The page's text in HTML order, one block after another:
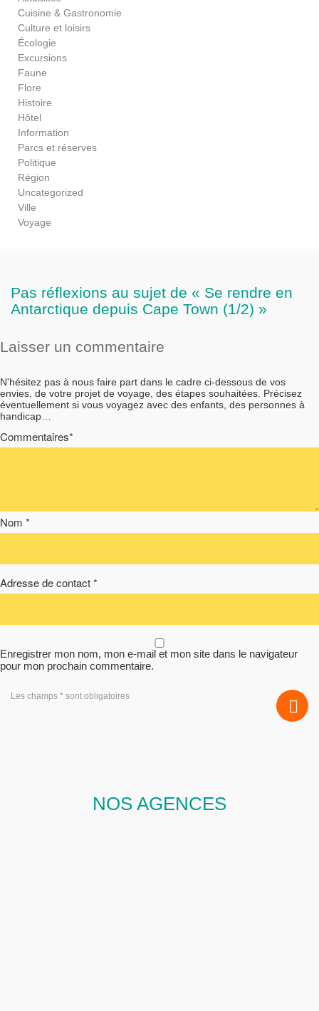
Cuisine & Gastronomie
Culture et loisirs
Écologie
Excursions
Faune
Flore
Histoire
Hôtel
Information
Parcs et réserves
Politique
Région
Uncategorized
Ville
Voyage
Pas réflexions au sujet de « Se rendre en
Antarctique depuis Cape Town (1/2) »
Laisser un commentaire
N'hésitez pas à nous faire part dans le cadre ci-dessous de vos
envies, de votre projet de voyage, des étapes souhaitées. Précisez
éventuellement si vous voyagez avec des enfants, des personnes à
handicap…
Commentaires*
Nom *
Adresse de contact *
Enregistrer mon nom, mon e-mail et mon site dans le navigateur
pour mon prochain commentaire.
Les champs * sont obligatoires
NOS AGENCES